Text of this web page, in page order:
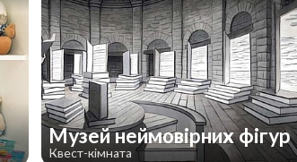
Музей неймовірних фігур
Квест-кімната